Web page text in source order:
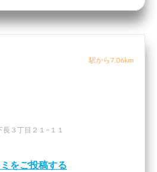
駅から7.06km
３丁目２１−１１
ミをご投稿する